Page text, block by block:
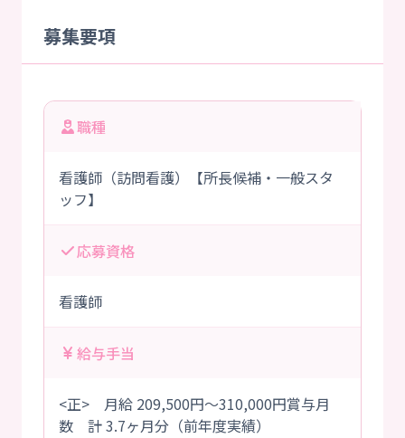
募集要項
職種
看護師（訪問看護）【所長候補・一般スタ
ッフ】
応募資格
看護師
給与手当
<正> 月給 209,500円～310,000円賞与月
数 計 3.7ヶ月分（前年度実績）